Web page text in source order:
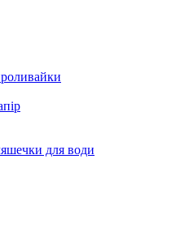
для води